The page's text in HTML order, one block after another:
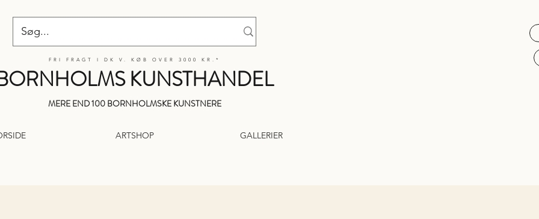
FRI FRAGT I DK V. KØB OVER 3000 KR.*
KUNSTHANDEL
MERE END 100 BORNHOLMSKE KUNSTNERE
ARTSHOP GALLERIER